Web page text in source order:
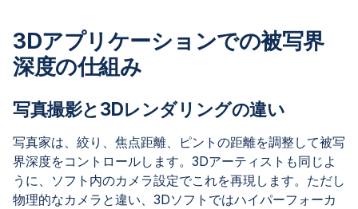
3Dアプリケーションでの被写界
深度の仕組み
写真撮影と3Dレンダリングの違い
写真家は、絞り、焦点距離、ピントの距離を調整して被写
界深度をコントロールします。3Dアーティストも同じよ
うに、ソフト内のカメラ設定でこれを再現します。ただし
物理的なカメラと違い、3Dソフトではハイパーフォーカ